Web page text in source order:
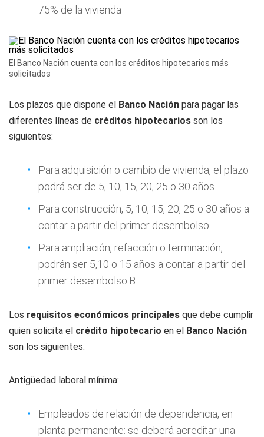
75% de la vivienda
El Banco Nación cuenta con los créditos hipotecarios más
solicitados
Los plazos que dispone el Banco Nación para pagar las
diferentes líneas de créditos hipotecarios son los
siguientes:
Para adquisición o cambio de vivienda, el plazo
podrá ser de 5, 10, 15, 20, 25 o 30 años.
Para construcción, 5, 10, 15, 20, 25 o 30 años a
contar a partir del primer desembolso.
Para ampliación, refacción o terminación,
podrán ser 5,10 o 15 años a contar a partir del
primer desembolso.B
Los requisitos económicos principales que debe cumplir
quien solicita el crédito hipotecario en el Banco Nación
son los siguientes:
Antigüedad laboral mínima:
Empleados de relación de dependencia, en
planta permanente: se deberá acreditar una